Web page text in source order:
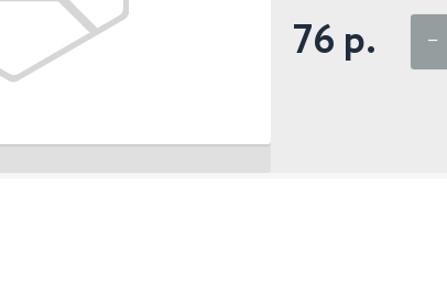
76 р.